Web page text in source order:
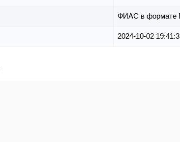
ФИАС в формате
2024-10-02